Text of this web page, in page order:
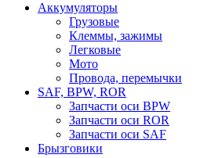
Аккумуляторы
Грузовые
Клеммы, зажимы
Легковые
Мото
Провода, перемычки
SAF, BPW, ROR
Запчасти оси BPW
Запчасти оси ROR
Запчасти оси SAF
Брызговики